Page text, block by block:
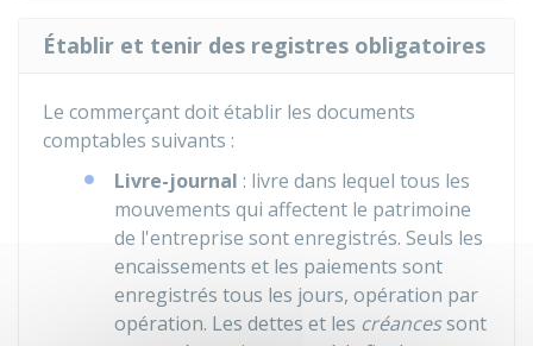
Établir et tenir des registres obligatoires
Le commerçant doit établir les documents
comptables suivants :
Livre-journal : livre dans lequel tous les
mouvements qui affectent le patrimoine
de l'entreprise sont enregistrés. Seuls les
encaissements et les paiements sont
enregistrés tous les jours, opération par
opération. Les dettes et les créancessont